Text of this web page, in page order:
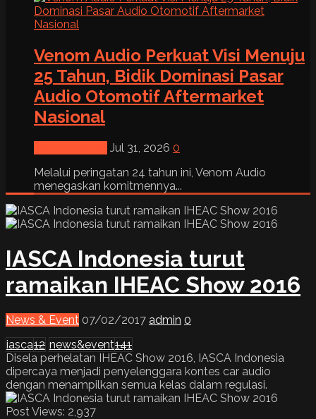
Venom Audio Perkuat Visi Menuju
25 Tahun, Bidik Dominasi Pasar
Audio Otomotif Aftermarket
Nasional
Jul 31, 2026 0
Melalui peringatan 24 tahun ini, Venom Audio
menegaskan komitmennya...
IASCA Indonesia turut
ramaikan IHEAC Show 2016
News & Event 07/02/2017 admin 0
iasca12 news&event141
Disela perhelatan IHEAC Show 2016, IASCA Indonesia
dipercaya menjadi penyelenggara kontes car audio
dengan menampilkan semua kelas dalam regulasi.
Post Views: 2,937